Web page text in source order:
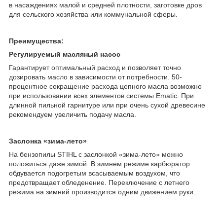
в насаждениях малой и средней плотности, заготовке дров
для сельского хозяйства или коммунальной сферы.
Преимущества:
Регулируемый масляный насос
Гарантирует оптимальный расход и позволяет точно
дозировать масло в зависимости от потребности. 50-
процентное сокращение расхода цепного масла возможно
при использовании всех элементов системы Ematic. При
длинной пильной гарнитуре или при очень сухой древесине
рекомендуем увеличить подачу масла.
Заслонка «зима-лето»
На бензопилы STIHL с заслонкой «зима-лето» можно
положиться даже зимой. В зимнем режиме карбюратор
обдувается подогретым всасываемым воздухом, что
предотвращает обледенение. Переключение с летнего
режима на зимний производится одним движением руки.